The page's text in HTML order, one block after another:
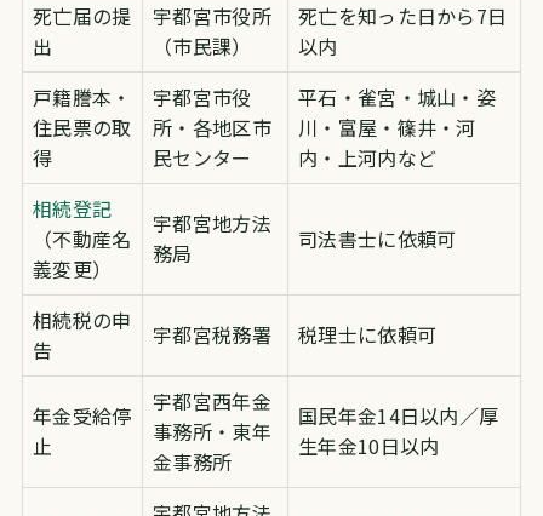
死亡届の提
出
宇都宮市役所
（市民課）
死亡を知った日から7日
以内
戸籍謄本・
住民票の取
得
宇都宮市役
所・各地区市
民センター
平石・雀宮・城山・姿
川・富屋・篠井・河
内・上河内など
相続登記
（不動産名
義変更）
宇都宮地方法
務局
司法書士に依頼可
相続税の申
告
宇都宮税務署 税理士に依頼可
年金受給停
止
宇都宮西年金
事務所・東年
金事務所
国民年金14日以内／厚
生年金10日以内